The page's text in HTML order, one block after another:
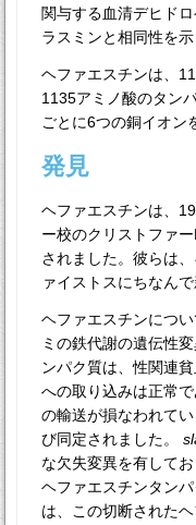
関与する血清デヒド
ラスミンと相同性を示
ヘファエスチンは、
1135アミノ酸のタン
ごとに6つの銅イオン
発見
ヘファエスチンは、
ー校のクリストファ
されました。彼らは
ァイストスにちなん
ヘファエスチンにつ
ミの鉄代謝の遺伝性
ンパク質は、性関連
への取り込みは正常
の輸送が損なわれて
び同定されました。
な欠失変異を有して
ヘファエスチンタン
は、この切断された